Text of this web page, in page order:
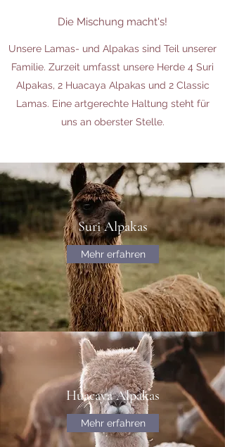
Die Mischung macht's!
Unsere Lamas- und Alpakas sind Teil unserer
Familie. Zurzeit umfasst unsere Herde 4 Suri
Alpakas, 2 Huacaya Alpakas und 2 Classic
Lamas. Eine artgerechte Haltung steht für
uns an oberster Stelle.
Suri Alpakas
Mehr erfahren
Huacaya Alpakas
Mehr erfahren